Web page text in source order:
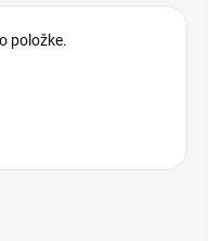
položke.